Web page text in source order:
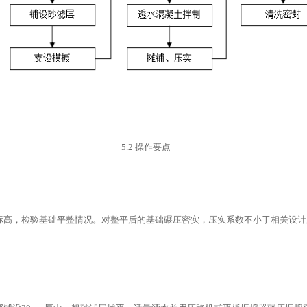
5.2操作要点
高，检验基础平整情况。对整平后的基础碾压密实，压实系数不小于相关设